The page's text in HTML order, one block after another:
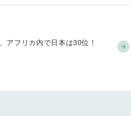
アフリカ内で日本は30位！